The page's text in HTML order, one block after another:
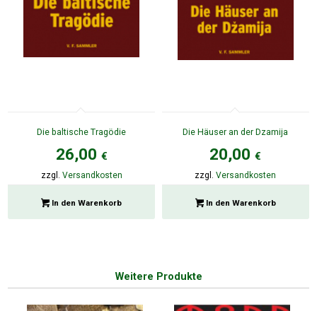
Die baltische Tragödie
26,00 €
zzgl. Versandkosten
In den Warenkorb
Die Häuser an der Dzamija
20,00€
zzgl.Versandkosten
In den Warenkorb
Weitere Produkte